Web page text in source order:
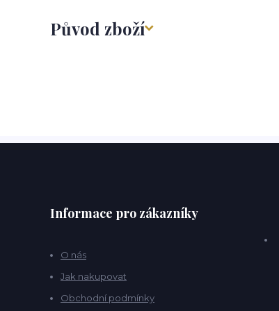
Původ zboží
Informace pro zákazníky
O nás
Jak nakupovat
Obchodní podmínky